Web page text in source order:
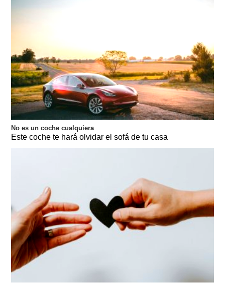
No es un coche cualquiera
Este coche te hará olvidar el sofá de tu casa